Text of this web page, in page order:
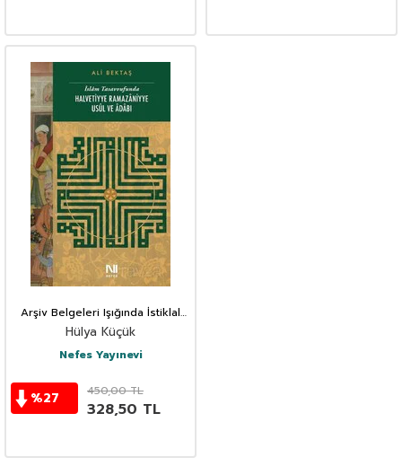
Arşiv Belgeleri Işığında İstiklal
Harbi'nde Mevleviler ve
Bektaşiler
Hülya Küçük
Nefes Yayınevi
%27 450,00TL
328,50 TL